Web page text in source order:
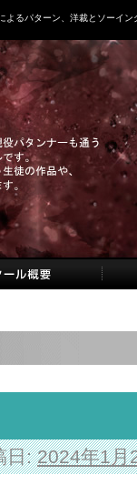
よるパターン、洋裁とソーイン
日: 2024年1月